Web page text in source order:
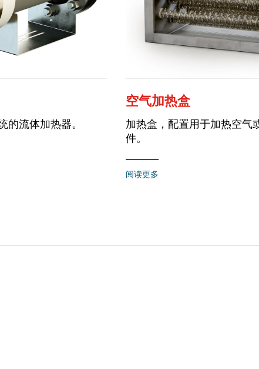
流体加热器。
空气加热盒
加热盒，配置用于加热空气
件。
阅读更多